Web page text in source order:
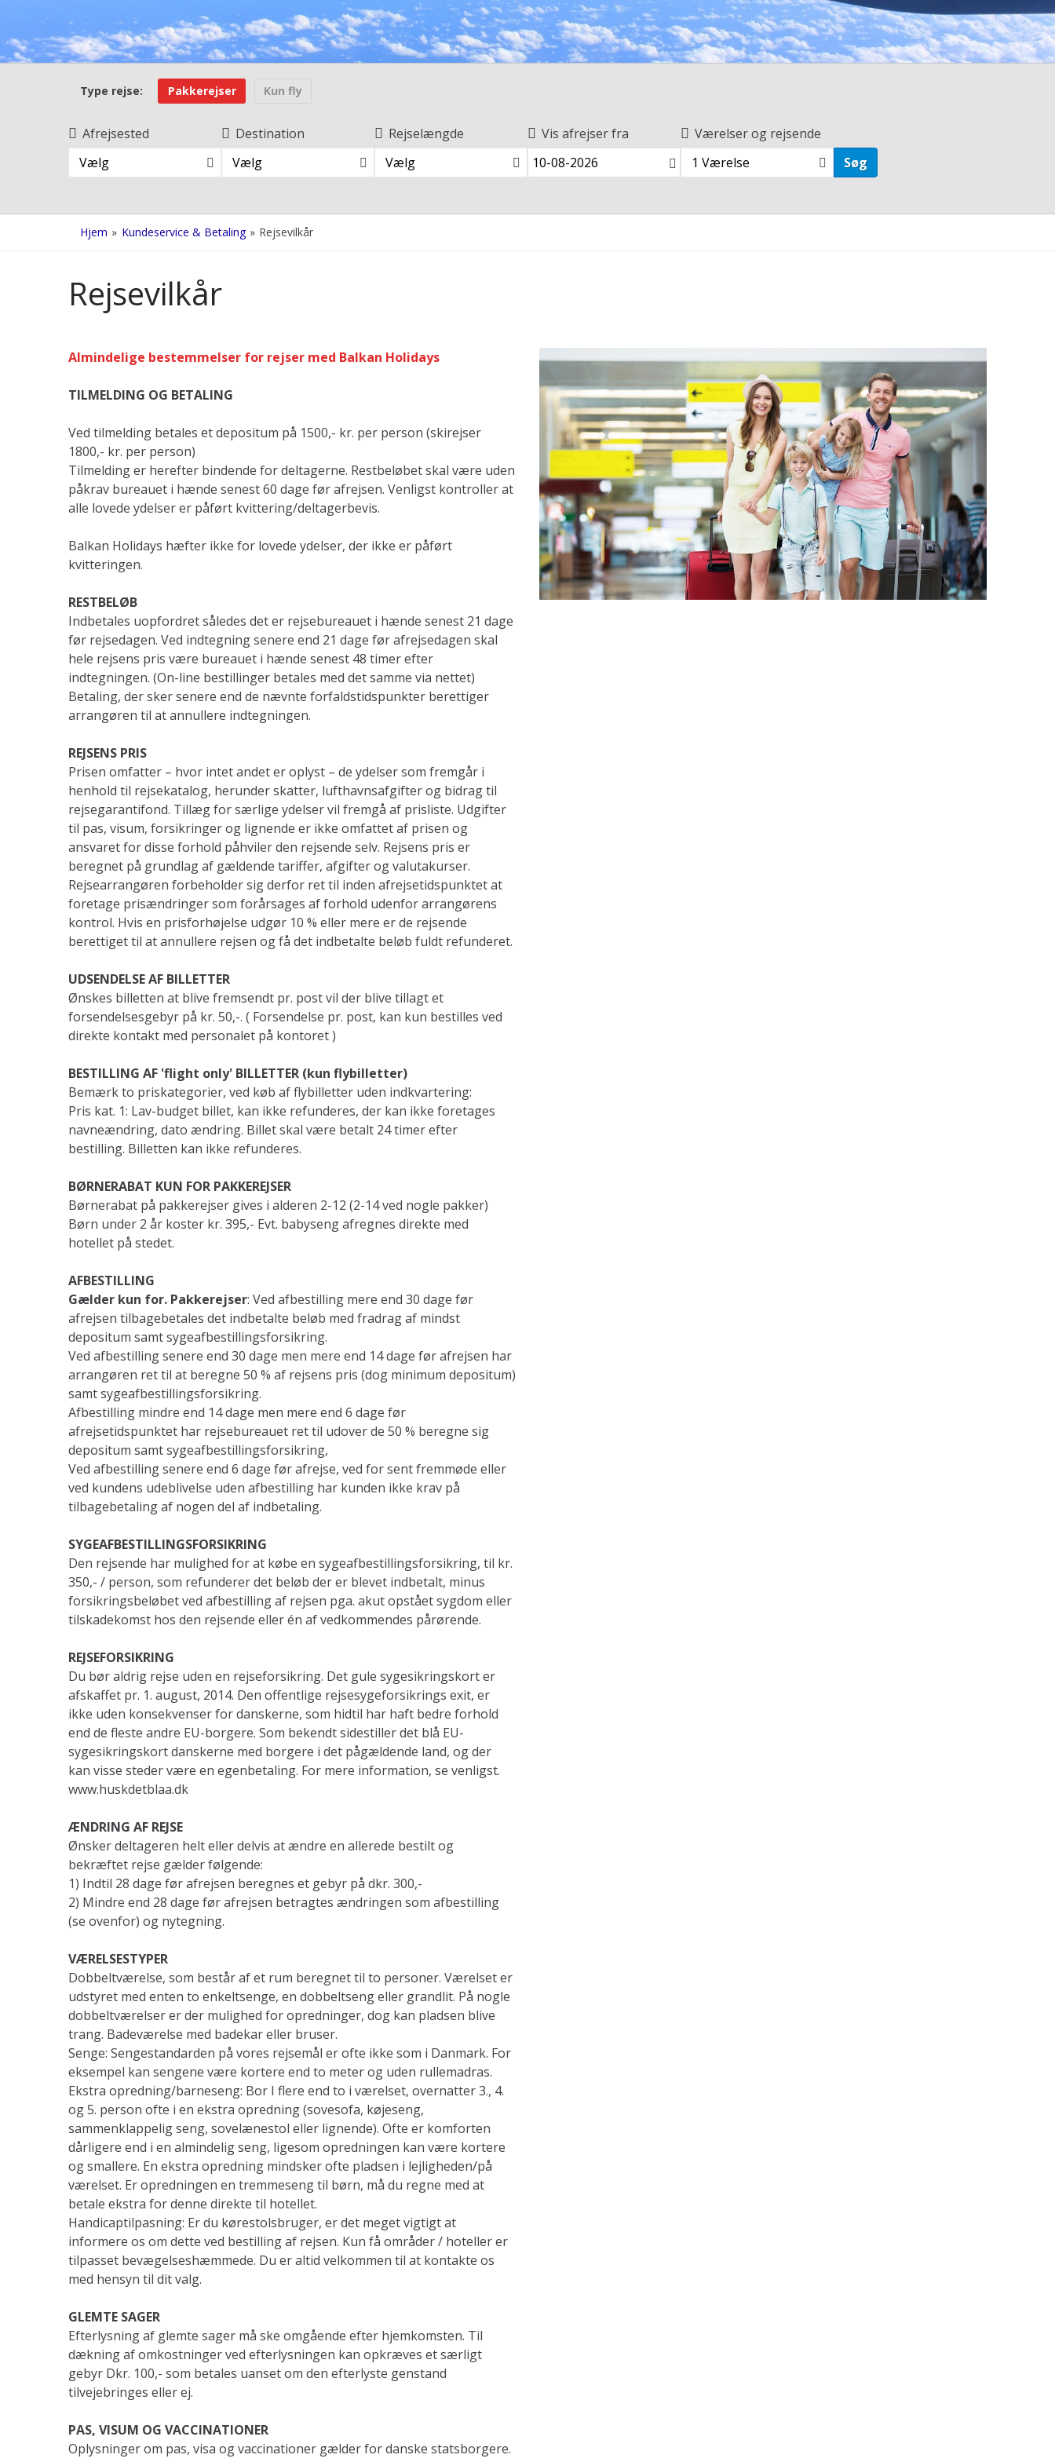
Type rejse: Pakkerejser Kun fly
Afrejsested
Vælg
Destination
Vælg
Rejselængde
Vælg
Vis afrejser fra
Værelser og rejsende
1 Værelse
Søg
Hjem » Kundeservice & Betaling » Rejsevilkår
Rejsevilkår
Almindelige bestemmelser for rejser med Balkan Holidays
TILMELDING OG BETALING
Ved tilmelding betales et depositum på 1500,- kr. per person (skirejser
1800,- kr. per person)
Tilmelding er herefter bindende for deltagerne. Restbeløbet skal være uden
påkrav bureauet i hænde senest 60 dage før afrejsen. Venligst kontroller at
alle lovede ydelser er påført kvittering/deltagerbevis.
Balkan Holidays hæfter ikke for lovede ydelser, der ikke er påført
kvitteringen.
RESTBELØB
Indbetales uopfordret således det er rejsebureauet i hænde senest 21 dage
før rejsedagen. Ved indtegning senere end 21 dage før afrejsedagen skal
hele rejsens pris være bureauet i hænde senest 48 timer efter
indtegningen. (On-line bestillinger betales med det samme via nettet)
Betaling, der sker senere end de nævnte forfaldstidspunkter berettiger
arrangøren til at annullere indtegningen.
REJSENS PRIS
Prisen omfatter – hvor intet andet er oplyst – de ydelser som fremgår i
henhold til rejsekatalog, herunder skatter, lufthavnsafgifter og bidrag til
rejsegarantifond. Tillæg for særlige ydelser vil fremgå af prisliste. Udgifter
til pas, visum, forsikringer og lignende er ikke omfattet af prisen og
ansvaret for disse forhold påhviler den rejsende selv. Rejsens pris er
beregnet på grundlag af gældende tariffer, afgifter og valutakurser.
Rejsearrangøren forbeholder sig derfor ret til inden afrejsetidspunktet at
foretage prisændringer som forårsages af forhold udenfor arrangørens
kontrol. Hvis en prisforhøjelse udgør 10 % eller mere er de rejsende
berettiget til at annullere rejsen og få det indbetalte beløb fuldt refunderet.
UDSENDELSE AF BILLETTER
Ønskes billetten at blive fremsendt pr. post vil der blive tillagt et
forsendelsesgebyr på kr. 50,-. ( Forsendelse pr. post, kan kun bestilles ved
direkte kontakt med personalet på kontoret )
BESTILLING AF 'flight only' BILLETTER (kun flybilletter)
Bemærk to priskategorier, ved køb af flybilletter uden indkvartering:
Pris kat. 1: Lav-budget billet, kan ikke refunderes, der kan ikke foretages
navneændring, dato ændring. Billet skal være betalt 24 timer efter
bestilling. Billetten kan ikke refunderes.
BØRNERABAT KUN FOR PAKKEREJSER
Børnerabat på pakkerejser gives i alderen 2-12 (2-14 ved nogle pakker)
Børn under 2 år koster kr. 395,- Evt. babyseng afregnes direkte med
hotellet på stedet.
AFBESTILLING
Gælder kun for. Pakkerejser: Ved afbestilling mere end 30 dage før
afrejsen tilbagebetales det indbetalte beløb med fradrag af mindst
depositum samt sygeafbestillingsforsikring.
Ved afbestilling senere end 30 dage men mere end 14 dage før afrejsen har
arrangøren ret til at beregne 50 % af rejsens pris (dog minimum depositum)
samt sygeafbestillingsforsikring.
Afbestilling mindre end 14 dage men mere end 6 dage før
afrejsetidspunktet har rejsebureauet ret til udover de 50 % beregne sig
depositum samt sygeafbestillingsforsikring,
Ved afbestilling senere end 6 dage før afrejse, ved for sent fremmøde eller
ved kundens udeblivelse uden afbestilling har kunden ikke krav på
tilbagebetaling af nogen del af indbetaling.
SYGEAFBESTILLINGSFORSIKRING
Den rejsende har mulighed for at købe en sygeafbestillingsforsikring, til kr.
350,- / person, som refunderer det beløb der er blevet indbetalt, minus
forsikringsbeløbet ved afbestilling af rejsen pga. akut opstået sygdom eller
tilskadekomst hos den rejsende eller én af vedkommendes pårørende.
REJSEFORSIKRING
Du bør aldrig rejse uden en rejseforsikring. Det gule sygesikringskort er
afskaffet pr. 1. august, 2014. Den offentlige rejsesygeforsikrings exit, er
ikke uden konsekvenser for danskerne, som hidtil har haft bedre forhold
end de fleste andre EU-borgere. Som bekendt sidestiller det blå EU-
sygesikringskort danskerne med borgere i det pågældende land, og der
kan visse steder være en egenbetaling. For mere information, se venligst.
www.huskdetblaa.dk
ÆNDRING AF REJSE
Ønsker deltageren helt eller delvis at ændre en allerede bestilt og
bekræftet rejse gælder følgende:
1) Indtil 28 dage før afrejsen beregnes et gebyr på dkr. 300,-
2) Mindre end 28 dage før afrejsen betragtes ændringen som afbestilling
(se ovenfor) og nytegning.
VÆRELSESTYPER
Dobbeltværelse, som består af et rum beregnet til to personer. Værelset er
udstyret med enten to enkeltsenge, en dobbeltseng eller grandlit. På nogle
dobbeltværelser er der mulighed for opredninger, dog kan pladsen blive
trang. Badeværelse med badekar eller bruser.
Senge: Sengestandarden på vores rejsemål er ofte ikke som i Danmark. For
eksempel kan sengene være kortere end to meter og uden rullemadras.
Ekstra opredning/barneseng: Bor I flere end to i værelset, overnatter 3., 4.
og 5. person ofte i en ekstra opredning (sovesofa, køjeseng,
sammenklappelig seng, sovelænestol eller lignende). Ofte er komforten
dårligere end i en almindelig seng, ligesom opredningen kan være kortere
og smallere. En ekstra opredning mindsker ofte pladsen i lejligheden/på
værelset. Er opredningen en tremmeseng til børn, må du regne med at
betale ekstra for denne direkte til hotellet.
Handicaptilpasning: Er du kørestolsbruger, er det meget vigtigt at
informere os om dette ved bestilling af rejsen. Kun få områder / hoteller er
tilpasset bevægelseshæmmede. Du er altid velkommen til at kontakte os
med hensyn til dit valg.
GLEMTE SAGER
Efterlysning af glemte sager må ske omgående efter hjemkomsten. Til
dækning af omkostninger ved efterlysningen kan opkræves et særligt
gebyr Dkr. 100,- som betales uanset om den efterlyste genstand
tilvejebringes eller ej.
PAS, VISUM OG VACCINATIONER
Oplysninger om pas, visa og vaccinationer gælder for danske statsborgere.